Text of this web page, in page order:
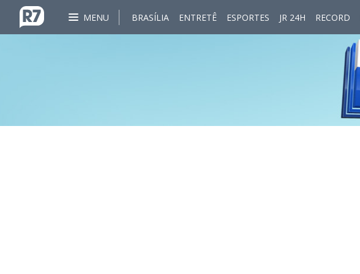
MENU BRASÍLIA ENTRETÊ ESPORTES JR 24H RECORD